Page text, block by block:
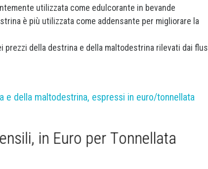
utilizzata come edulcorante in bevande
è più utilizzata come addensante per migliorare la
prezzi della destrina e della maltodestrina rilevati dai
e della maltodestrina, espressi in euro/tonnellata